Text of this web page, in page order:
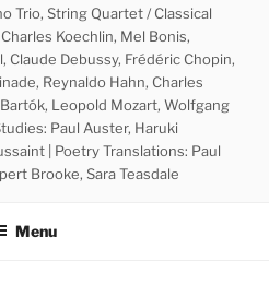
Trio, String Quartet / Classical
Koechlin, Mel Bonis,
Claude Debussy, Frédéric Chopin,
Reynaldo Hahn, Charles
Leopold Mozart, Wolfgang
Paul Auster, Haruki
| Poetry Translations: Paul
Brooke, Sara Teasdale
Menu